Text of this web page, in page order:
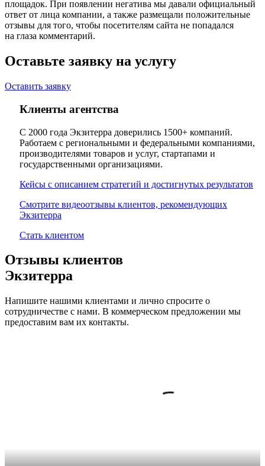
площадок. При появлении негатива мы давали официальный
ответ от лица компании, а также размещали положительные
отзывы для того, чтобы посетителям сайта не попадался
на глаза комментарий.
Оставьте заявку на услугу
Оставить заявку
Клиенты агентства
С 2000 года Экзитерра доверились 1500+ компаний.
Работаем с региональными и федеральными компаниями,
производителями товаров и услуг, стартапами и
государственными организациями.
Кейсы с описанием стратегий и достигнутых результатов
Смотрите видеоотзывы клиентов, рекомендующих
Экзитерра
Стать клиентом
Отзывы клиентов
Экзитерра
Напишите нашими клиентами и лично спросите о
сотрудничестве с нами. В коммерческом предложении мы
предоставим вам их контакты.